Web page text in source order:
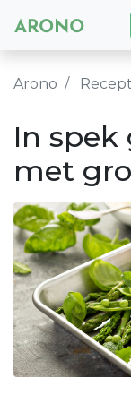
Arono
In spek
met